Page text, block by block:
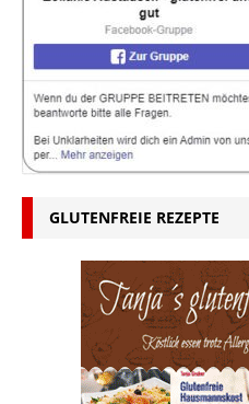
GLUTENFREIE REZEPTE